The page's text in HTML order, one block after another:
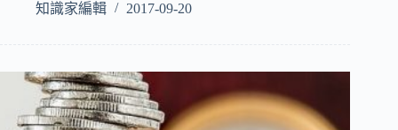
知識家編輯
2017-09-20